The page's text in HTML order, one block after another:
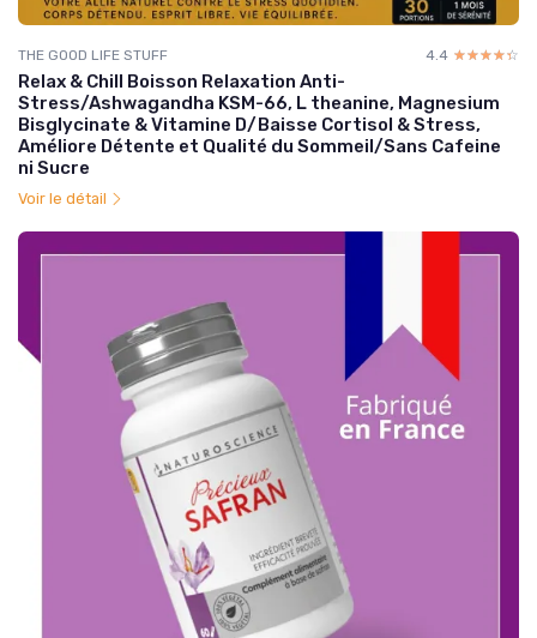
THE GOOD LIFE STUFF 4.4 ☆☆☆☆☆
★★★★★
Relax & Chill Boisson Relaxation Anti-
Stress/Ashwagandha KSM-66, L theanine, Magnesium
Bisglycinate & Vitamine D/Baisse Cortisol & Stress,
Améliore Détente et Qualité du Sommeil/Sans Cafeine
ni Sucre
Voir le détail